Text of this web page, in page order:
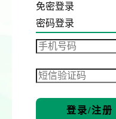
免密登录
密码登录
登录/注册